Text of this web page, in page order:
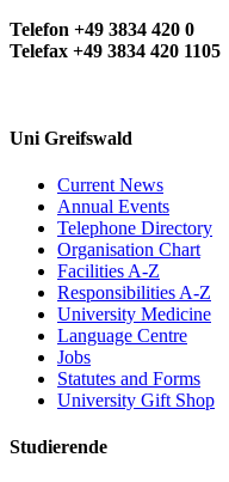
Telefon +49 3834 420 0
Telefax +49 3834 420 1105
Uni Greifswald
Current News
Annual Events
Telephone Directory
Organisation Chart
Facilities A-Z
Responsibilities A-Z
University Medicine
Language Centre
Jobs
Statutes and Forms
University Gift Shop
Studierende